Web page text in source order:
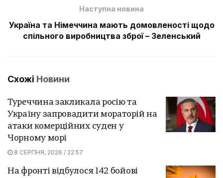
Наступна новина
Україна та Німеччина мають домовленості щодо
спільного виробництва зброї – Зеленський
Схожі Новини
Туреччина закликала росію та
Україну запровадити мораторій на
атаки комерційних суден у
Чорному морі
8 СЕРПНЯ, 2026 / 22:57
На фронті відбулося 142 бойові